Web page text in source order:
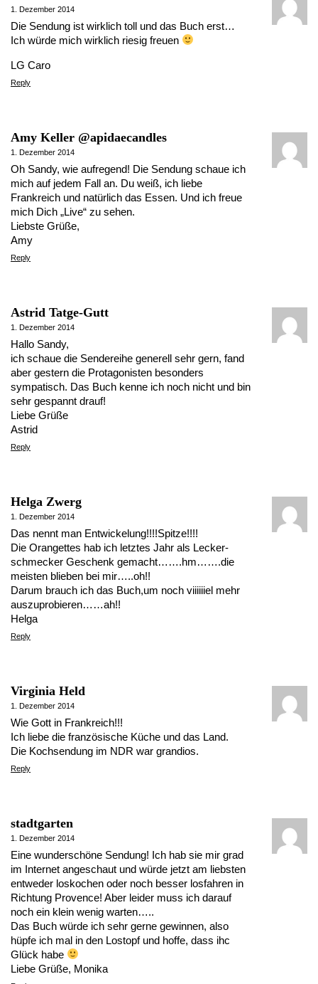
1. Dezember 2014
Die Sendung ist wirklich toll und das Buch erst…
Ich würde mich wirklich riesig freuen
LG Caro
Reply
Amy Keller @apidaecandles
1. Dezember 2014
Oh Sandy, wie aufregend! Die Sendung schaue ich
mich auf jedem Fall an. Du weiß, ich liebe
Frankreich und natürlich das Essen. Und ich freue
mich Dich „Live“ zu sehen.
Liebste Grüße,
Amy
Reply
Astrid Tatge-Gutt
1. Dezember 2014
Hallo Sandy,
ich schaue die Sendereihe generell sehr gern, fand
aber gestern die Protagonisten besonders
sympatisch. Das Buch kenne ich noch nicht und bin
sehr gespannt drauf!
Liebe Grüße
Astrid
Reply
Helga Zwerg
1. Dezember 2014
Das nennt man Entwickelung!!!!Spitze!!!!
Die Orangettes hab ich letztes Jahr als Lecker-
schmecker Geschenk gemacht…….hm…….die
meisten blieben bei mir…..oh!!
Darum brauch ich das Buch,um noch viiiiiiel mehr
auszuprobieren……ah!!
Helga
Reply
Virginia Held
1. Dezember 2014
Wie Gott in Frankreich!!!
Ich liebe die französische Küche und das Land.
Die Kochsendung im NDR war grandios.
Reply
stadtgarten
1. Dezember 2014
Eine wunderschöne Sendung! Ich hab sie mir grad
im Internet angeschaut und würde jetzt am liebsten
entweder loskochen oder noch besser losfahren in
Richtung Provence! Aber leider muss ich darauf
noch ein klein wenig warten…..
Das Buch würde ich sehr gerne gewinnen, also
hüpfe ich mal in den Lostopf und hoffe, dass ihc
Glück habe
Liebe Grüße, Monika